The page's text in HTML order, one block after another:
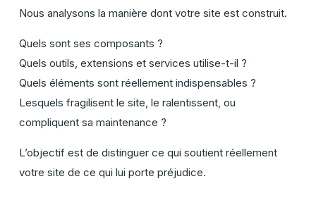
Nous analysons la manière dont votre site est construit.
Quels sont ses composants ?
Quels outils, extensions et services utilise-t-il ?
Quels éléments sont réellement indispensables ?
Lesquels fragilisent le site, le ralentissent, ou
compliquent sa maintenance ?
L’objectif est de distinguer ce qui soutient réellement
votre site de ce qui lui porte préjudice.